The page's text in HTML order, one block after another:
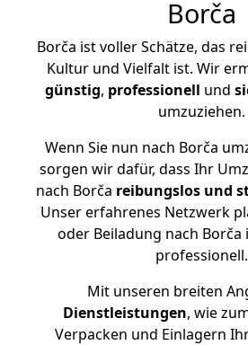
Borča
Borča ist voller Schätze, das
Kultur und Vielfalt ist. Wir
günstig, professionell und
umzuziehen.
Wenn Sie nun nach Borča
sorgen wir dafür, dass Ihr
nach Borča reibungslos und
Unser erfahrenes Netzwerk
oder Beiladung nach
professionell.
Mit unseren breiten
Dienstleistungen, wie
Verpacken und Einlagern